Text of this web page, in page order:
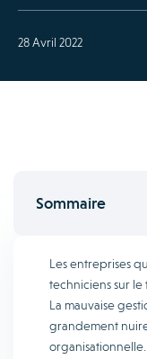
28 Avril 2022
Sommaire
Les entreprises
techniciens sur
La mauvaise
grandement